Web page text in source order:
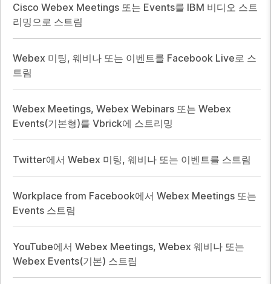
Cisco Webex Meetings 또는 Events를 IBM 비디오 스트
리밍으로 스트림
Webex 미팅, 웨비나 또는 이벤트를 Facebook Live로 스
트림
Webex Meetings, Webex Webinars 또는 Webex
Events(기본형)를 Vbrick에 스트리밍
Twitter에서 Webex 미팅, 웨비나 또는 이벤트를 스트림
Workplace from Facebook에서 Webex Meetings 또는
Events 스트림
YouTube에서 Webex Meetings, Webex 웨비나 또는
Webex Events(기본) 스트림